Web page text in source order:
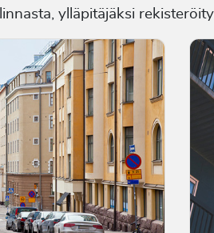
ylläpitäjäksi